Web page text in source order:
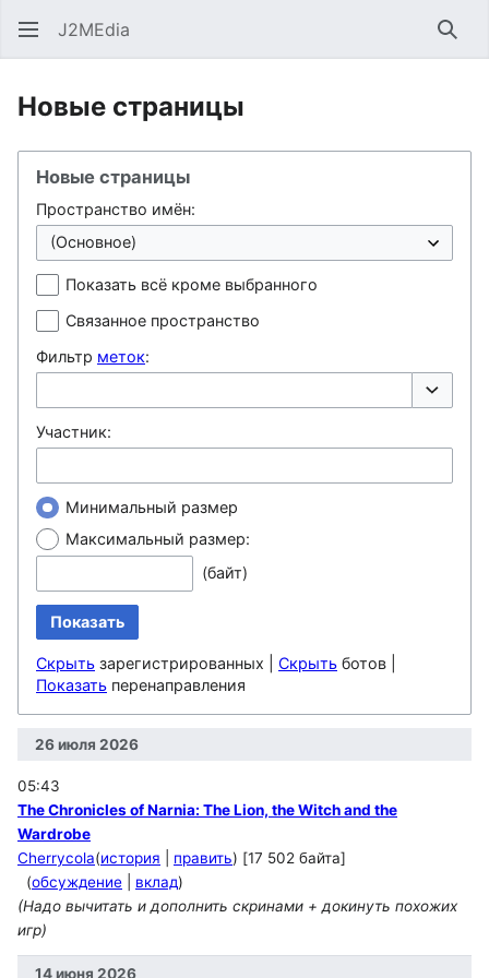
J2MEdia
Новые страницы
Новые страницы
Пространство имён:
Показать всё кроме выбранного
Связанное пространство
Фильтр меток:
Участник:
Минимальный размер
Максимальный размер:
(байт)
Показать
Скрыть зарегистрированных | Скрыть ботов |
Показать перенаправления
26 июля 2026
05:43
The Chronicles of Narnia: The Lion, the Witch and the
Wardrobe
(история править) [17 502 байта]
Cherrycola
(обсуждение вклад)
(Надо вычитать и дополнить скринами + докинуть похожих
игр)
14 июня 2026